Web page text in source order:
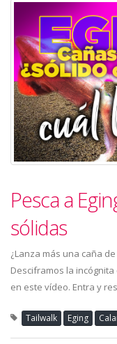
Pesca a
sólidas
¿Lanza más una caña
Desciframos la
en este vídeo. Entra y
Tailwalk Eging